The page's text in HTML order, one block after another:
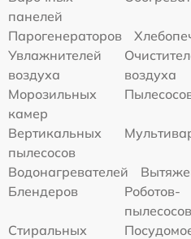
панелей
Парогенераторов
Увлажнителей
воздуха
воздуха
Морозильных
камер
Вертикальных
пылесосов
Водонагревателей
Блендеров
Роботов-
пылесосов
Стиральных